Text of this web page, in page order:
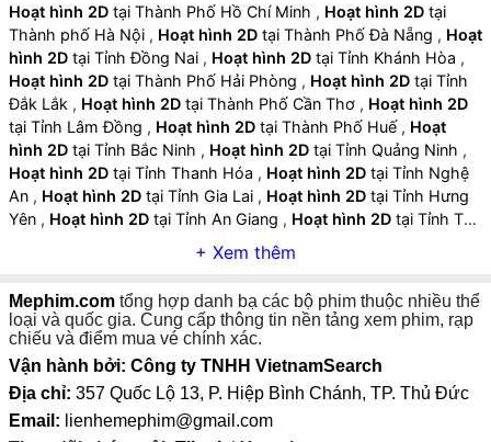
Âm nhạc và hiệu ứng hỗ trợ:Nhạc nền vui nhộn, âm
thanh sinh động và hiệu ứng minh họa tăng tính hấp
dẫn và giải trí.
Hoạt hình 2D tại Thành Phố Hồ Chí Minh , Hoạt hình 2D tại
Thành phố Hà Nội , Hoạt hình 2D tại Thành Phố Đà Nẵng , Hoạt
hình 2D tại Tỉnh Đồng Nai , Hoạt hình 2D tại Tỉnh Khánh Hòa ,
Hoạt hình 2D tại Thành Phố Hải Phòng , Hoạt hình 2D tại Tỉnh
Đắk Lắk , Hoạt hình 2D tại Thành Phố Cần Thơ , Hoạt hình 2D
tại Tỉnh Lâm Đồng , Hoạt hình 2D tại Thành Phố Huế , Hoạt
hình 2D tại Tỉnh Bắc Ninh , Hoạt hình 2D tại Tỉnh Quảng Ninh ,
Hoạt hình 2D tại Tỉnh Thanh Hóa , Hoạt hình 2D tại Tỉnh Nghệ
An , Hoạt hình 2D tại Tỉnh Gia Lai , Hoạt hình 2D tại Tỉnh Hưng
Yên , Hoạt hình 2D tại Tỉnh An Giang , Hoạt hình 2D tại Tỉnh Tây
tại Tỉnh Thái Nguyên
tại Tỉnh Quảng Ngãi
Hoạt hình 2D tại Tỉnh Vĩnh Long
Hoạt hình 2D
tại Tỉnh Ninh Bình,Hoạt hình 2Dtại Tỉnh Phú Thọ,Hoạt hình
2Dtại Tỉnh Hà Tĩnh ,Hoạt hình 2D tại Tỉnh Đồng Tháp
Hoạt
hình 2Dtại Tỉnh Quảng Trị,Hoạt hình 2Dtại Tỉnh Sơn La
hình 2D
tại Tỉnh Tuyên Quang Hoạt hình 2D tại Tỉnh Điện Biên
Hoạt hình 2D tại Tỉnh Lai Châu,Hoạt hình 2Dtại Tỉnh Lạng Sơn
,Hoạt hình 2Dtại Tỉnh Cao Bằng,
Mephim.com tổng hợp danh bạ các bộ phim thuộc nhiều thể
loại và quốc gia. Cung cấp thông tin nền tảng xem phim, rạp
chiếu và điểm mua vé chính xác.
Vận hành bởi: Công ty TNHH VietnamSearch
Địa chỉ: 357 Quốc Lộ 13, P. Hiệp Bình Chánh, TP. Thủ Đức
Email: lienhemephim@gmail.com